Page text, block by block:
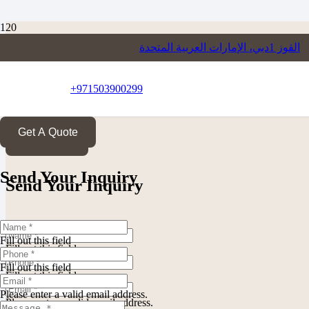
القوز 1دبي، الإمارات العربية المتحدة
+971503900299
Get A Quote
Send Your Inquiry
Fill out this field
Fill out this field
Please enter a valid email address.
حجز موعد
Send Your Inquiry
Fill out this field
Fill out this field
Please enter a valid email address.